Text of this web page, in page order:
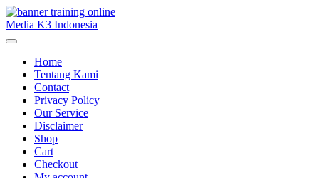
Skip
to
content
Media K3 Indonesia
Media
Seputar
Dunia
K3LH
Home
Tentang Kami
Contact
Privacy Policy
Our Service
Disclaimer
Shop
Cart
Checkout